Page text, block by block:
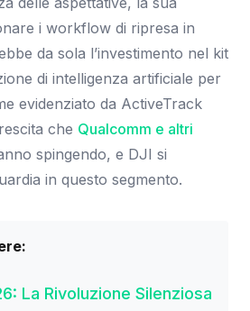
i workflow di ripresa in
da sola l’investimento nel kit
di intelligenza artificiale per
evidenziato da ActiveTrack
che Qualcomm e altri
spingendo, e DJI si
in questo segmento.
La Rivoluzione Silenziosa